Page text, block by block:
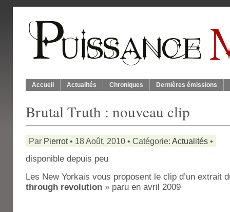
Accueil Actualités Chroniques Dernières émissions
Brutal Truth : nouveau clip
Par Pierrot• 18 Août, 2010 • Catégorie: Actualités •
disponible depuis peu
Les New Yorkais vous proposent le clip d’un extrait
through revolution » paru en avril 2009